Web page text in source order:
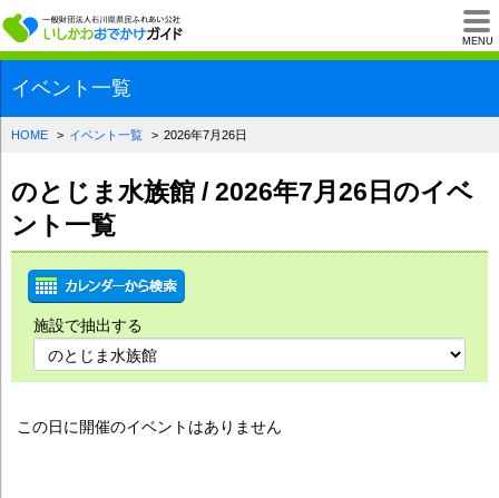
MENU
一般財団法人石川
イベント一覧
HOME イベント一覧 2026年7月26日
のとじま水族館 / 2026年7月26日のイベ
ント一覧
施設で抽出する
この日に開催のイベントはありません